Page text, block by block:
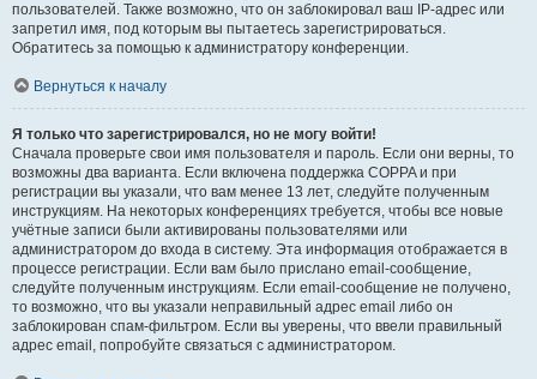
пользователей. Также возможно, что он заблокировал ваш IP-адрес или
запретил имя, под которым вы пытаетесь зарегистрироваться.
Обратитесь за помощью к администратору конференции.
Вернуться к началу
Я только что зарегистрировался, но не могу войти!
Сначала проверьте свои имя пользователя и пароль. Если они верны, то
возможны два варианта. Если включена поддержка COPPA и при
регистрации вы указали, что вам менее 13 лет, следуйте полученным
инструкциям. На некоторых конференциях требуется, чтобы все новые
учётные записи были активированы пользователями или
администратором до входа в систему. Эта информация отображается в
процессе регистрации. Если вам было прислано email-сообщение,
следуйте полученным инструкциям. Если email-сообщение не получено,
то возможно, что вы указали неправильный адрес email либо он
заблокирован спам-фильтром. Если вы уверены, что ввели правильный
адрес email, попробуйте связаться с администратором.